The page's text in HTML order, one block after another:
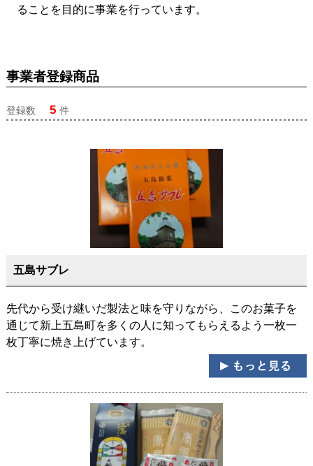
ることを目的に事業を行っています。
事業者登録商品
登録数 5 件
五島サブレ
先代から受け継いだ製法と味を守りながら、このお菓子を
通じて新上五島町を多くの人に知ってもらえるよう一枚一
枚丁寧に焼き上げています。